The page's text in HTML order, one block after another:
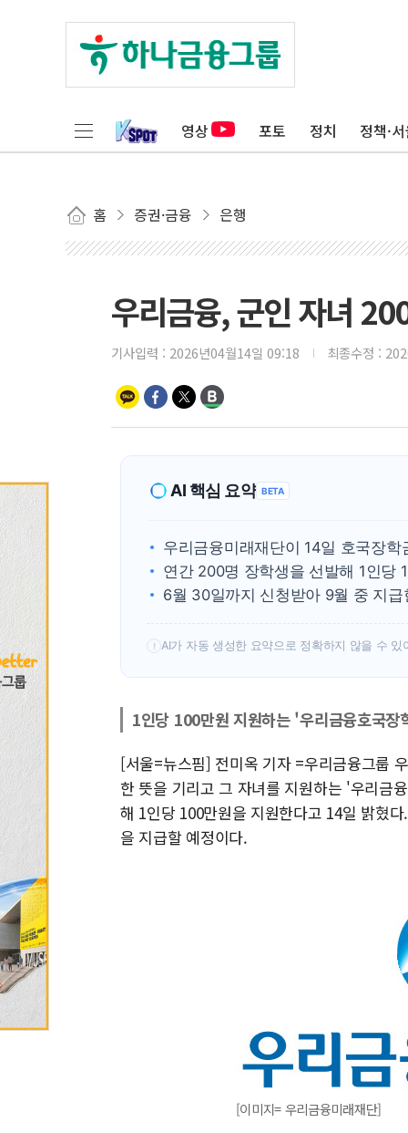
영상 포토 정치 정책·
홈 증권·금융 은행
우리금융, 군인 자녀
기사입력 : 2026년04월14일 09:18 최종수정 :
AI 핵심 요약 BETA
우리금융미래재단이 14일 호국장학
연간 200명 장학생을 선발해 1인당
6월 30일까지 신청받아 9월 중 지급
! AI가 자동 생성한 요약으로 정확하지 않을 수 있
1인당 100만원 지원하는 '우리금융호국
[서울=뉴스핌] 전미옥 기자 =우리금융그룹
한 뜻을 기리고 그 자녀를 지원하는 '우리금
해 1인당 100만원을 지원한다고 14일 밝혔
을 지급할 예정이다.
[이미지= 우리금융미래재단]